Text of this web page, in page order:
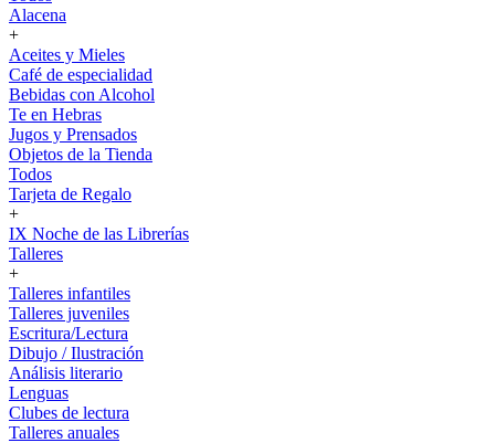
Alacena
+
Aceites y Mieles
Café de especialidad
Bebidas con Alcohol
Te en Hebras
Jugos y Prensados
Objetos de la Tienda
Todos
Tarjeta de Regalo
+
IX Noche de las Librerías
Talleres
+
Talleres infantiles
Talleres juveniles
Escritura/Lectura
Dibujo / Ilustración
Análisis literario
Lenguas
Clubes de lectura
Talleres anuales